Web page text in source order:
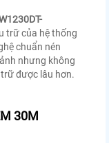
trữ của hệ thống
chuẩn nén
nhưng không
được lâu hơn.
30M